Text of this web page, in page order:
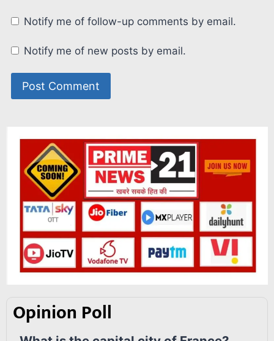
Notify me of follow-up comments by email.
Notify me of new posts by email.
Opinion Poll